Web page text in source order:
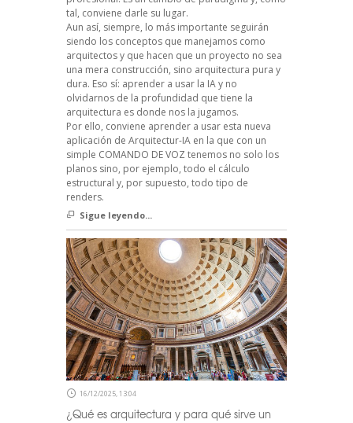
tal, conviene darle su lugar.
Aun así, siempre, lo más importante seguirán
siendo los conceptos que manejamos como
arquitectos y que hacen que un proyecto no sea
una mera construcción, sino arquitectura pura y
dura. Eso sí: aprender a usar la IA y no
olvidarnos de la profundidad que tiene la
arquitectura es donde nos la jugamos.
Por ello, conviene aprender a usar esta nueva
aplicación de Arquitectur-IA en la que con un
simple COMANDO DE VOZ tenemos no solo los
planos sino, por ejemplo, todo el cálculo
estructural y, por supuesto, todo tipo de
renders.
Sigue leyendo...
16/12/2025, 13:04
¿Qué es arquitectura y para qué sirve un